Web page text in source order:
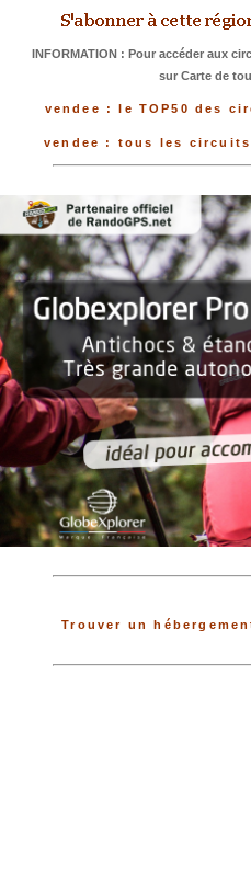
INFORMATION : Pour accéder aux
sur Carte de
vendee : le TOP50 des
vendee : tous les
Trouver un